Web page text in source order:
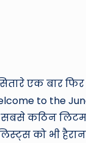
u
n
d
एक बार फिर
to the
सबसे कठिन
को भी हैरान